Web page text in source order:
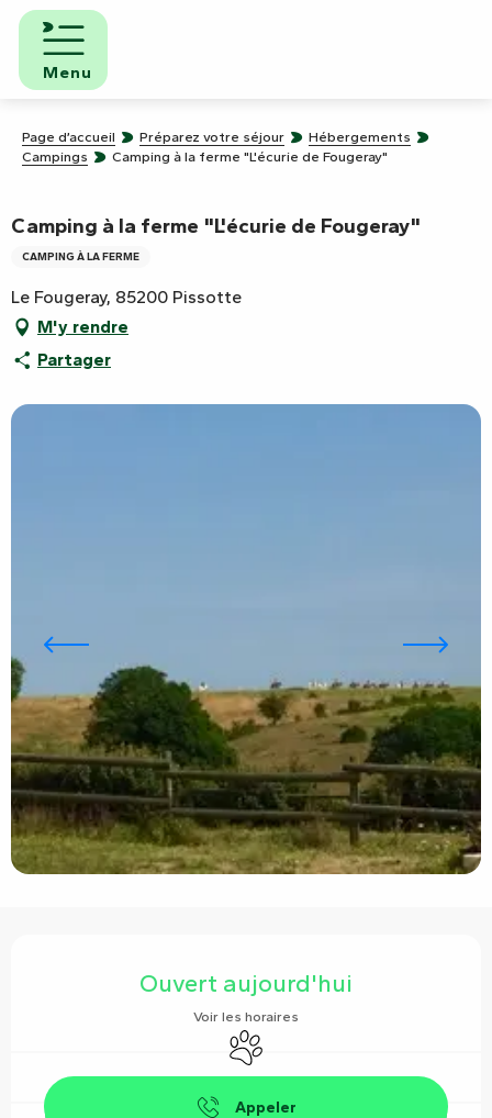
Aller
contenu
principal
Menu
Page d’accueil Préparez votre séjour
Hébergements
Campings
Camping à la ferme "L'écurie de Fougeray"
Camping à la ferme "L'écurie de Fougeray"
CAMPING À LA FERME
Le Fougeray, 85200 Pissotte
M'y rendre
Partager
Ouvert aujourd'hui
Voir les horaires
Animaux acceptés
Appeler